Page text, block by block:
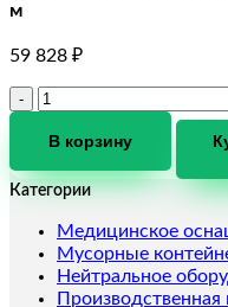
м
59 828 ₽
Количество
Лебедка
KCD-
E21
(1000
kg,
380
В корзину
Категории
Медицинское
Мусорные
Нейтральное
Производственная